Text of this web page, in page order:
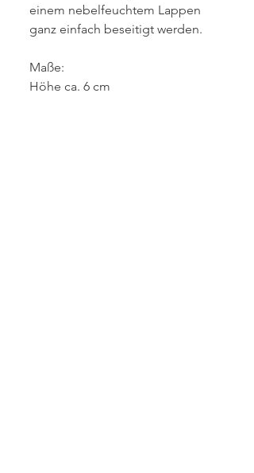
einem nebelfeuchtem Lappen
ganz einfach beseitigt werden.
Maße:
Höhe ca. 6 cm